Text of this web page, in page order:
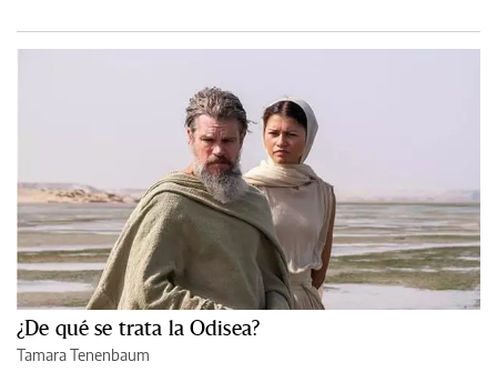
¿De qué se trata la Odisea?
Tamara Tenenbaum